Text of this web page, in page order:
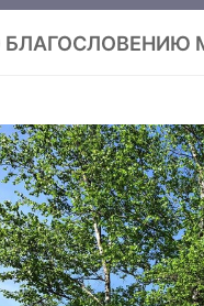
БЛАГОСЛОВЕНИЮ